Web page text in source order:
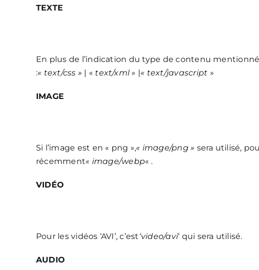
TEXTE
En plus de l’indication du type de contenu
:« text/css » | « text/xml» |« text/javascript »
IMAGE
Si l’image est en « png »,« image/png » sera utilisé,
récemment« image/webp« .
VIDÉO
Pour les vidéos ‘AVI’, c’est‘video/avi‘ qui sera utilisé.
AUDIO